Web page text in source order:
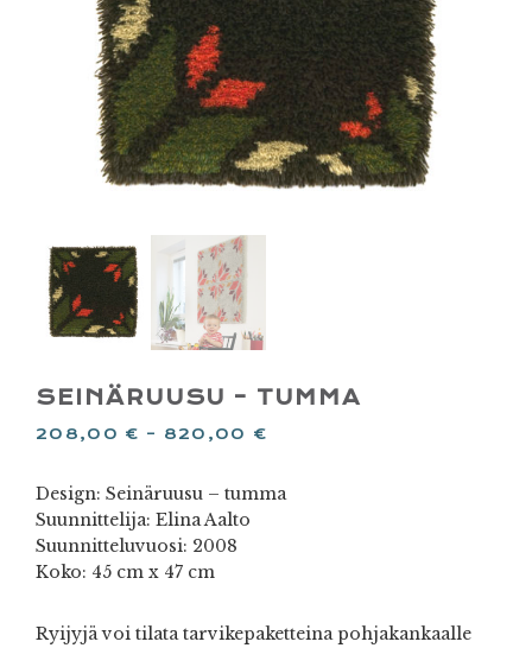
SEINÄRUUSU – TUMMA
208,00 € – 820,00 €
Design: Seinäruusu – tumma
Suunnittelija: Elina Aalto
Suunnitteluvuosi: 2008
Koko: 45 cm x 47 cm
Ryijyjä voi tilata tarvikepaketteina pohjakankaalle